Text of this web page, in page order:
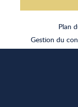
Plan
Gestion du